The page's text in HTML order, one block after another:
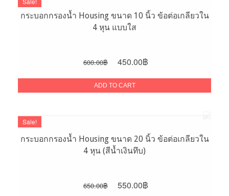
กระบอกกรองน้ำ Housing ขนาด 10 นิ้ว ข้อต่อเกลียวใน
4 หุน แบบใส
600.00฿
Original
was:
450.00฿
ADD TO CART
Sale!
กระบอกกรองน้ำ Housing ขนาด 20 นิ้ว ข้อต่อเกลียวใน
4 หุน (สีน้ำเงินทึบ)
650.00฿
Original
550.00฿